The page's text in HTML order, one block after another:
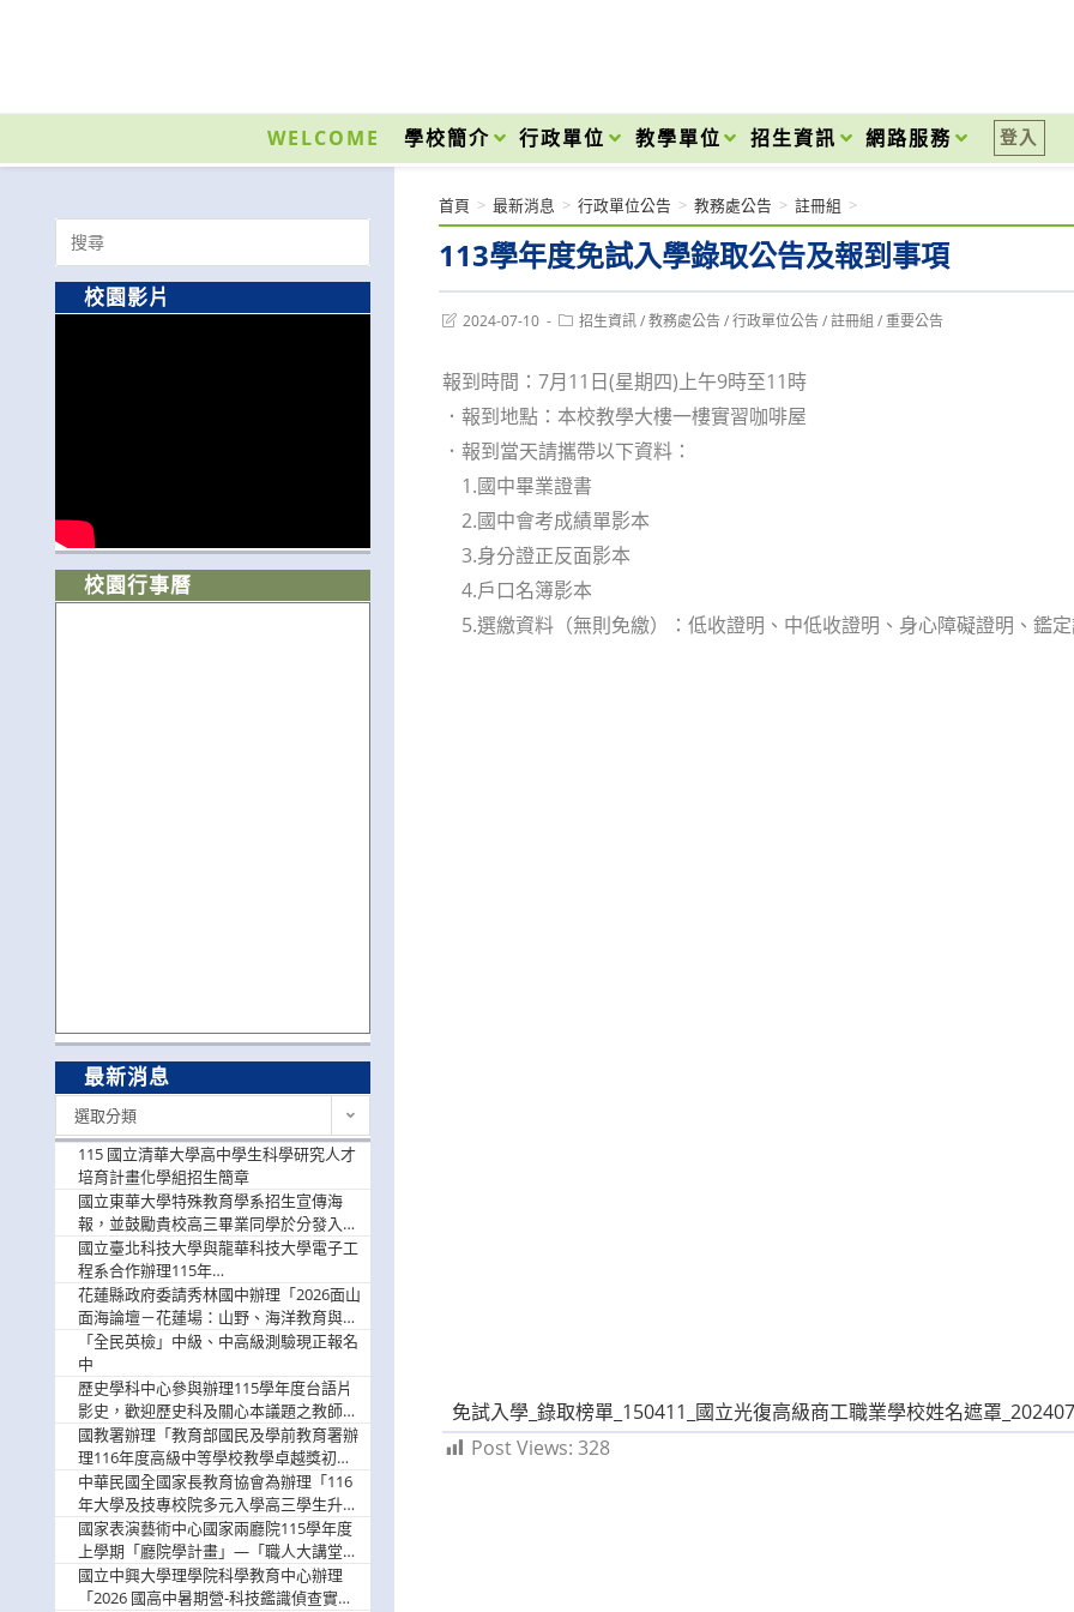
內
WELCOME 學校簡介 行政單位 教學單位 招生資訊 網路服務 登入
113學年度免試入學錄取公告及報到事項
首頁 > 最新消息 > 行政單位公告 > 教務處公告 > 註冊組 >
Post2024-07-10
Post招生資訊 / 教務處公告 / 行政單位公告 / 註冊組 / 重要公告
報到時間：7月11日(星期四)上午9時至11時
．報到地點：本校教學大樓一樓實習咖啡屋
．報到當天請攜帶以下資料：
1.國中畢業證書
2.國中會考成績單影本
3.身分證正反面影本
4.戶口名簿影本
5.選繳資料（無則免繳）：低收證明、中低收證明、身心障礙證明、鑑
免試入學_錄取榜單_150411_國立光復高級商工職業學校姓名遮罩
Post Views: 328
Search
for:
校園影片
校園行事曆
最新消息
選取分類
115 國立清華大學高中學生科學研究人才
培育計畫化學組招生簡章
國立東華大學特殊教育學系招生宣傳海
報，並鼓勵貴校高三畢業同學於分發入學
階段踴躍選填。
國立臺北科技大學與龍華科技大學電子工
程系合作辦理115年
「115.08.10~08.12「AI賦能應用於智慧半
導體研習營」，歡迎學生踴躍報名參加
花蓮縣政府委請秀林國中辦理「2026面山
面海論壇－花蓮場：山野、海洋教育與戶
外安全實務課程」，歡迎踴躍報名參加
「全民英檢」中級、中高級測驗現正報名
中
歷史學科中心參與辦理115學年度台語片
影史，歡迎歷史科及關心本議題之教師踴
躍報名參加
國教署辦理「教育部國民及學前教育署辦
理116年度高級中等學校教學卓越獎初選
實施計畫」，鼓勵教師踴躍報名
中華民國全國家長教育協會為辦理「116
年大學及技專校院多元入學高三學生升學
輔導家長說明會」
國家表演藝術中心國家兩廳院115學年度
上學期「廳院學計畫」—「職人大講堂」
及「一日體驗課程」，鼓勵踴躍報名參
與。
國立中興大學理學院科學教育中心辦理
「2026 國高中暑期營-科技鑑識偵查實戰